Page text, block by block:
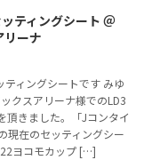
ティングシート ＠
リーナ
ティングシートです みゆ
クスアリーナ様でのLD3
頂きました。「Jコンタイ
現在のセッティングシー
22ヨコモカップ […]